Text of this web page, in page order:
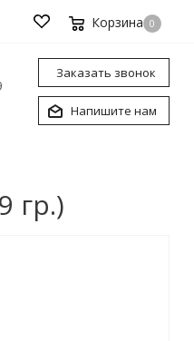
Корзина 0
Заказать звонок
Напишите нам
гр.)